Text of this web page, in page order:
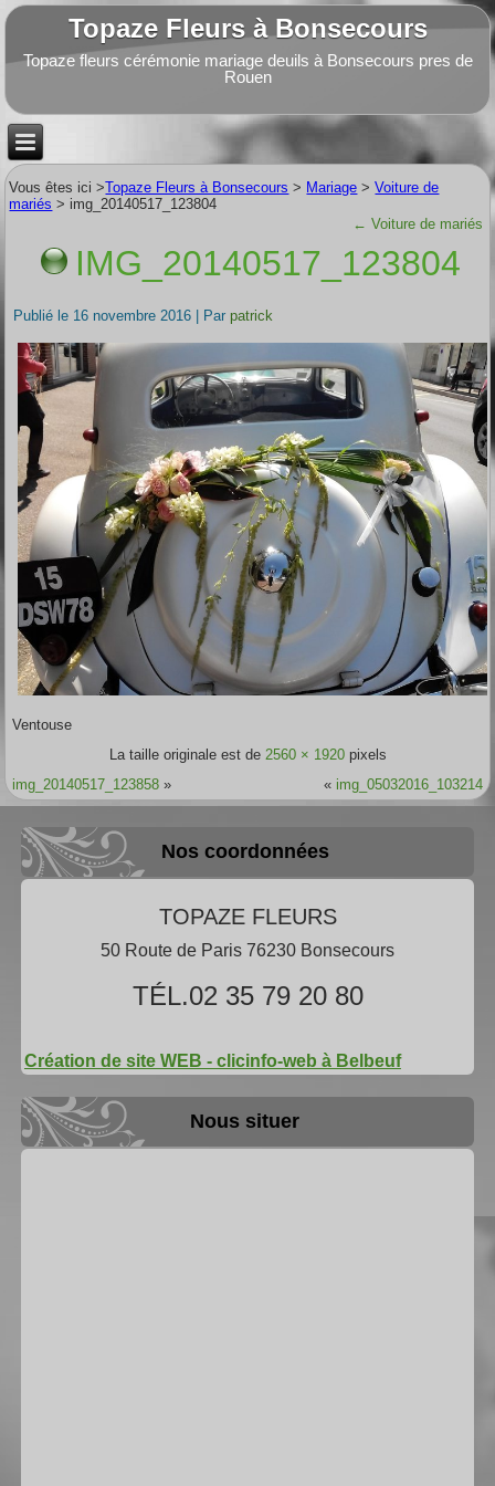
Topaze Fleurs à Bonsecours
Topaze fleurs cérémonie mariage deuils à Bonsecours pres de
Rouen
Vous êtes ici >Topaze Fleurs à Bonsecours > Mariage >Voiture de
mariés > img_20140517_123804
← Voiture de mariés
IMG_20140517_123804
Publié le 16 novembre 2016 Par patrick
Ventouse
La taille originale est de 2560 × 1920pixels
img_20140517_123858 » « img_05032016_103214
Nos coordonnées
TOPAZE FLEURS
50 Route de Paris 76230 Bonsecours
TÉL.02 35 79 20 80
Création de site WEB - clicinfo-web à Belbeuf
Nous situer